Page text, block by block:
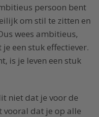
persoon bent
om stil te zitten en
wees ambitieus,
een stuk effectiever.
is je leven een stuk
niet dat je voor de
vooral dat je op alle